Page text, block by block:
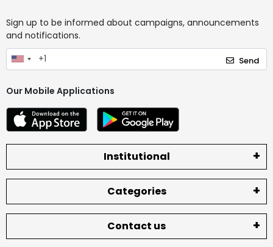
Sign up to be informed about campaigns, announcements
and notifications.
Send
Our Mobile Applications
Institutional
Categories
Contact us